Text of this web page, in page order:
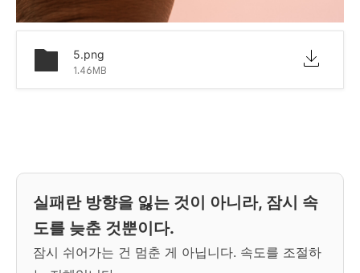
5.png
1.46MB
실패란 방향을 잃는 것이 아니라, 잠시 속
도를 늦춘 것뿐이다.
잠시 쉬어가는 건 멈춘 게 아닙니다. 속도를 조절하